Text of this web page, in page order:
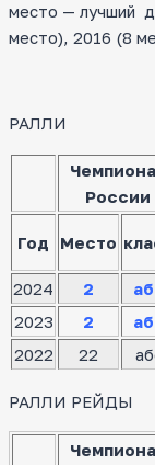
место — лучший
место), 2016 (8
РАЛЛИ
России
Год Место
2024
2
2023
2
2022
22
РАЛЛИ РЕЙДЫ